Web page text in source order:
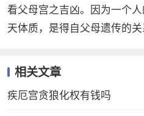
看父母宫之吉凶。因为一个
天体质，是得自父母遗传的关
相关文章
疾厄宫贪狼化权有钱吗